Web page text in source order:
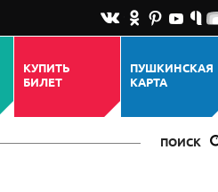
КУПИТЬ
БИЛЕТ
ПУШКИНСКАЯ
КАРТА
ПОИСК